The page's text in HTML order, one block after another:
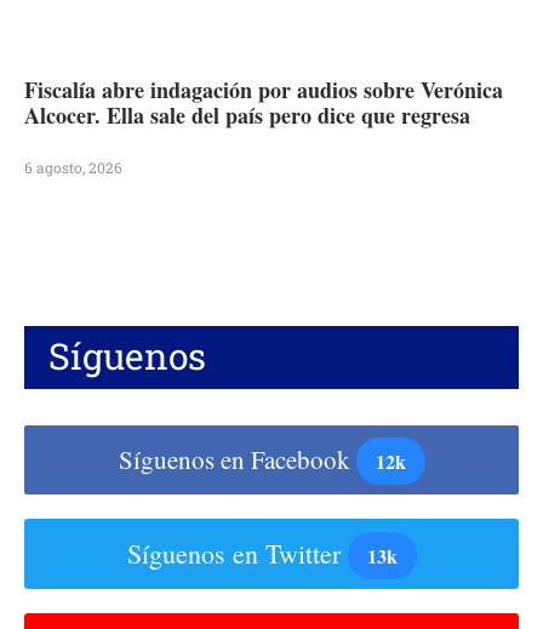
Fiscalía abre indagación por audios sobre Verónica
Alcocer. Ella sale del país pero dice que regresa
6 agosto, 2026
Síguenos
Síguenos en Facebook 12k
Síguenos en Twitter 13k